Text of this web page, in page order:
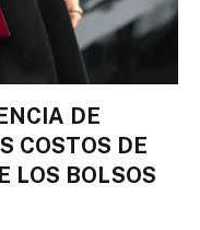
DE
COSTOS DE
LOS BOLSOS